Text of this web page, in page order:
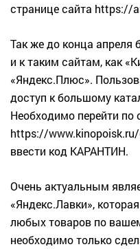
странице сайта https://
Так же до конца апреля
и к таким сайтам, как
«Яндекс.Плюс».
доступ к большому
Необходимо перейти по
https://
ввести код КАРАНТИН.
Очень актуальным
«Яндекс.Лавки»,
любых товаров по
необходимо только